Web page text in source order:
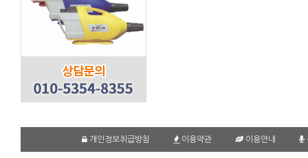
개인정보취급방침 이용약관 이용안내